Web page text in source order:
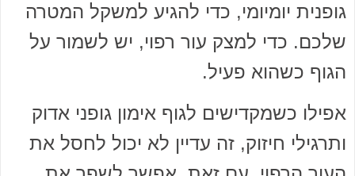
גופנית יומיומי, כדי להגיע למשקל המטרה
שלכם. כדי למצק עור רפוי, יש לשמור על
הגוף כשהוא פעיל.
אפילו כשמקדישים לגוף אימון גופני אדוק
ותרגילי חיזוק, זה עדיין לא יכול לחסל את